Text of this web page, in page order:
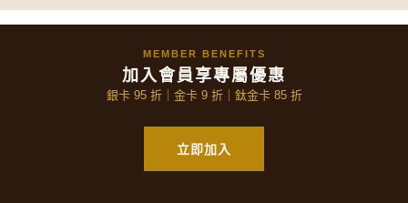
MEMBER BENEFITS
加入會員享專屬優惠
銀卡 95 折｜金卡 9 折｜鈦金卡 85 折
立即加入